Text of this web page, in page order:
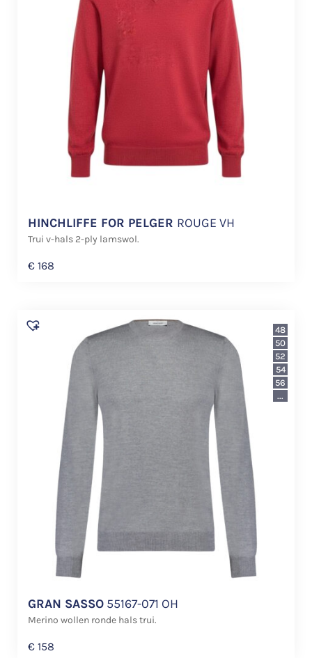
HINCHLIFFE FOR PELGER ROUGE VH
Trui v-hals 2-ply lamswol.
€ 168
GRAN SASSO 55167-071 OH
Merino wollen ronde hals trui.
€ 158
48
50
52
54
56
...